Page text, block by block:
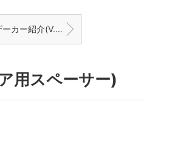
ユーザーカー紹介(V.W GOLF 7.5R)
用スペーサー)